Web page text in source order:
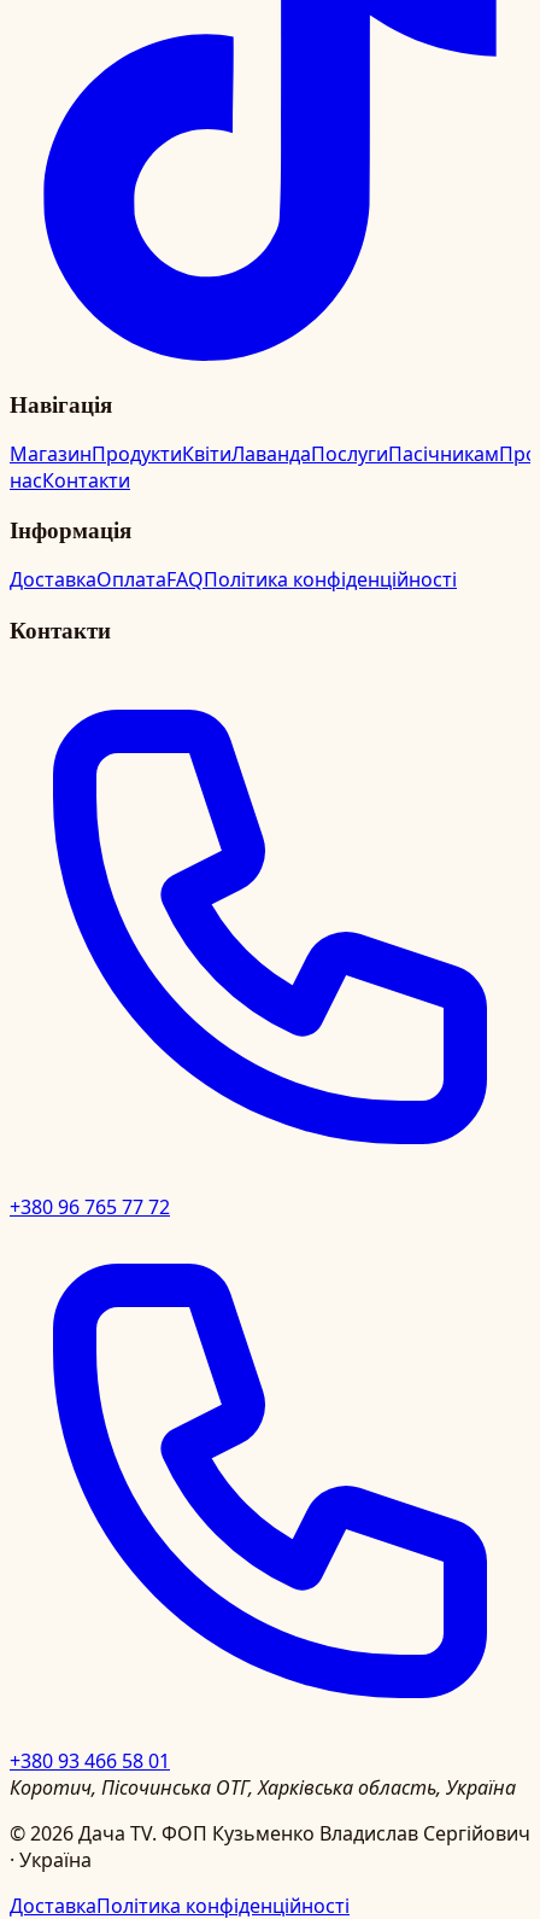
Навігація
МагазинПродуктиКвітиЛавандаПослугиПасічникамПро
насКонтакти
Інформація
ДоставкаОплатаFAQПолітика конфіденційності
Контакти
+380 96 765 77 72
+380 93 466 58 01
Коротич, Пісочинська ОТГ, Харківська область, Україна
©2026Дача TV. ФОП Кузьменко Владислав Сергійович
· Україна
ДоставкаПолітика конфіденційності